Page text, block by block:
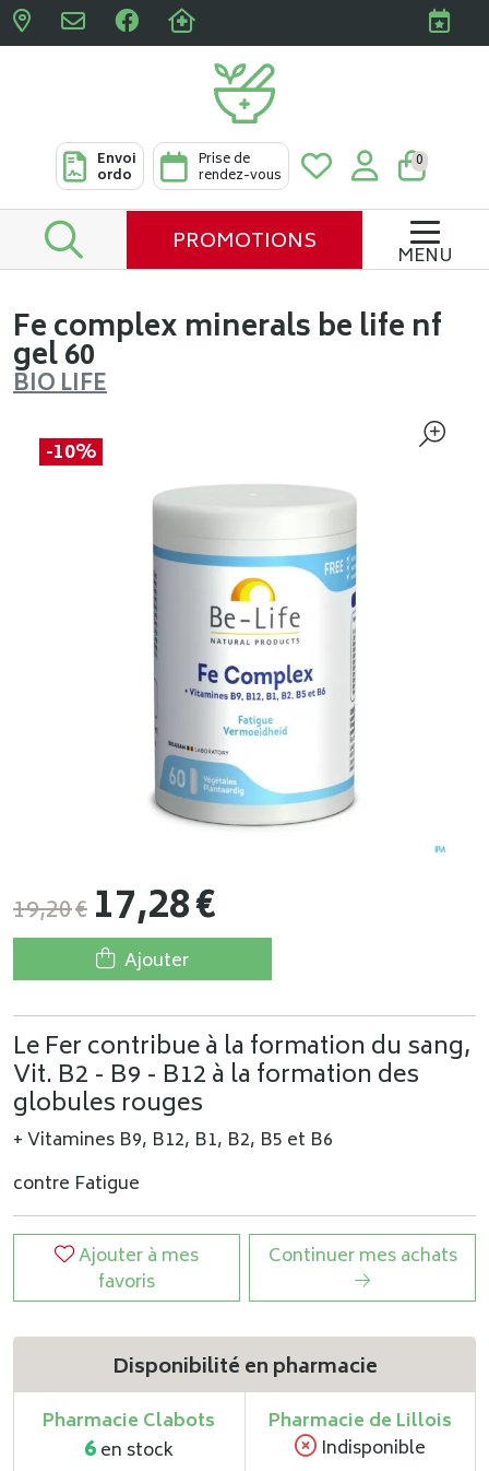
Pharmacies Clabots &
Envoi
ordo
Prise de
rendez-vous
0
PROMOTIONS MENU
Fe complex minerals be life nf
gel 60
BIO LIFE
-10%
19,20€ 17,28€
Ajouter
Le Fer contribue à la formation du sang,
Vit. B2 - B9 - B12 à la formation des
globules rouges
+ Vitamines B9, B12, B1, B2, B5 et B6
contre Fatigue
Ajouter à mes
favoris
Continuer mes achats
Disponibilité en pharmacie
Pharmacie Clabots
6en stock
Pharmacie de Lillois
Indisponible